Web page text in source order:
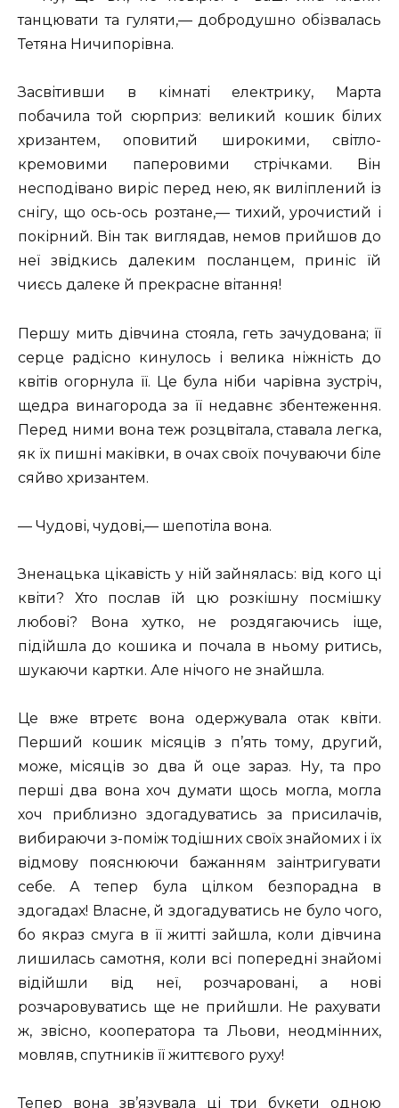
танцювати та гуляти,— добродушно обізвалась
Тетяна Ничипорівна.
Засвітивши в кімнаті електрику, Марта
побачила той сюрприз: великий кошик білих
хризантем, оповитий широкими, світло-
кремовими паперовими стрічками. Він
несподівано виріс перед нею, як виліплений із
снігу, що ось-ось розтане,— тихий, урочистий і
покірний. Він так виглядав, немов прийшов до
неї звідкись далеким посланцем, приніс їй
чиєсь далеке й прекрасне вітання!
Першу мить дівчина стояла, геть зачудована; її
серце радісно кинулось і велика ніжність до
квітів огорнула її. Це була ніби чарівна зустріч,
щедра винагорода за її недавнє збентеження.
Перед ними вона теж розцвітала, ставала легка,
як їх пишні маківки, в очах своїх почуваючи біле
сяйво хризантем.
— Чудові, чудові,— шепотіла вона.
Зненацька цікавість у ній зайнялась: від кого ці
квіти? Хто послав їй цю розкішну посмішку
любові? Вона хутко, не роздягаючись іще,
підійшла до кошика и почала в ньому ритись,
шукаючи картки. Але нічого не знайшла.
Це вже втретє вона одержувала отак квіти.
Перший кошик місяців з п’ять тому, другий,
може, місяців зо два й оце зараз. Ну, та про
перші два вона хоч думати щось могла, могла
хоч приблизно здогадуватись за присилачів,
вибираючи з-поміж тодішних своїх знайомих і їх
відмову пояснюючи бажанням заінтригувати
себе. А тепер була цілком безпорадна в
здогадах! Власне, й здогадуватись не було чого,
бо якраз смуга в її житті зайшла, коли дівчина
лишилась самотня, коли всі попередні знайомі
відійшли від неї, розчаровані, а нові
розчаровуватись ще не прийшли. Не рахувати
ж, звісно, кооператора та Льови, неодмінних,
мовляв, спутників її життєвого руху!
Тепер вона зв’язувала ці три букети одною